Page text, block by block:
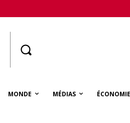
MONDE MÉDIAS ÉCONOMIE